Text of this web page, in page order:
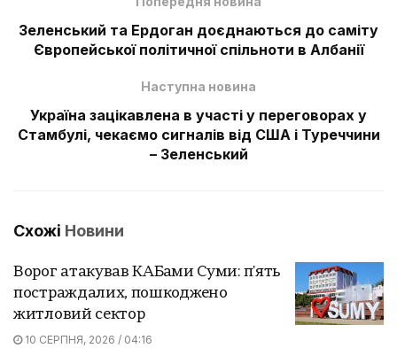
Зеленський та Ердоган доєднаються до саміту
Європейської політичної спільноти в Албанії
Наступна новина
Україна зацікавлена в участі у переговорах у
Стамбулі, чекаємо сигналів від США і Туреччини
– Зеленський
Схожі Новини
Ворог атакував КАБами Суми: п'ять
постраждалих, пошкоджено
житловий сектор
10 СЕРПНЯ, 2026 / 04:16